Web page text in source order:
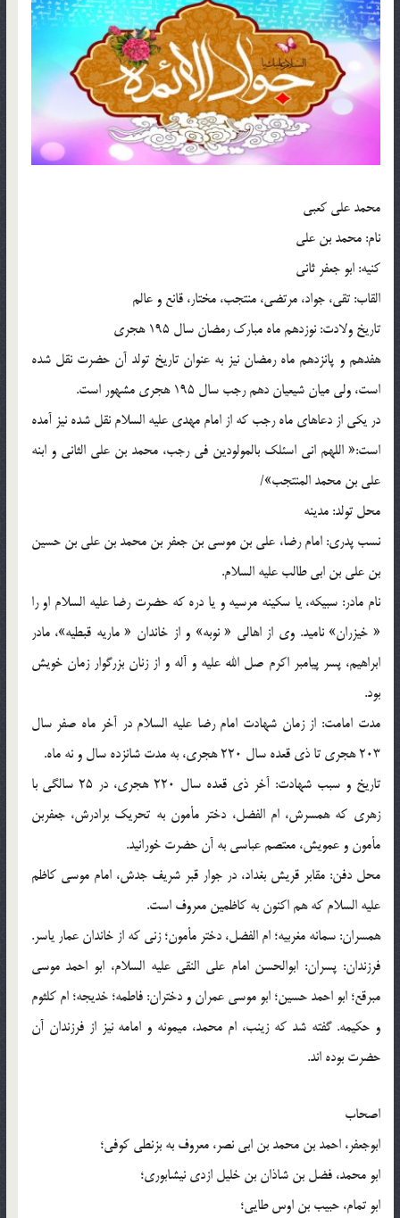
محمد علی کعبی
نام: محمد بن علی
کنیه: ابو جعفر ثانی
القاب: تقی، جواد، مرتضی، منتجب، مختار، قانع و عالم
تاریخ ولادت: نوزدهم ماه مبارک رمضان سال 195 هجری
هفدهم و پانزدهم ماه رمضان نیز به عنوان تاریخ تولد آن حضرت نقل شده
است، ولی میان شیعیان دهم رجب سال 195 هجری مشهور است.
در یکی از دعاهای ماه رجب که از امام مهدی علیه السلام نقل شده نیز آمده
است:« اللهم انی اسئلک بالمولودین فی رجب، محمد بن علی الثانی و ابنه
علی بن محمد المنتجب»/
محل تولد: مدینه
نسب پدری: امام رضا، علی بن موسی بن جعفر بن محمد بن علی بن حسین
بن علی بن ابی طالب علیه السلام.
نام مادر: سبیکه، یا سکینه مرسیه و یا دره که حضرت رضا علیه السلام او را
« خیزران» نامید. وی از اهالی « نوبه» و از خاندان « ماریه قبطیه»، مادر
ابراهیم، پسر پیامبر اکرم صل الله علیه و آله و از زنان بزرگوار زمان خویش
بود.
مدت امامت: از زمان شهادت امام رضا علیه السلام در آخر ماه صفر سال
203 هجری تا ذی قعده سال 220 هجری، به مدت شانزده سال و نه ماه.
تاریخ و سبب شهادت: آخر ذی قعده سال 220 هجری، در 25 سالگی با
زهری که همسرش، ام الفضل، دختر مأمون به تحریک برادرش، جعفربن
مأمون و عمویش، معتصم عباسی به آن حضرت خورانید.
محل دفن: مقابر قریش بغداد، در جوار قبر شریف جدش، امام موسی کاظم
علیه السلام که هم اکنون به کاظمین معروف است.
همسران: سمانه مغربیه؛ ام الفضل، دختر مأمون؛ زنی که از خاندان عمار یاسر.
فرزندان: پسران: ابوالحسن امام علی النقی علیه السلام، ابو احمد موسی
مبرقع؛ ابو احمد حسین؛ ابو موسی عمران و دختران: فاطمه؛ خدیجه؛ ام کلثوم
و حکیمه. گفته شد که زینب، ام محمد، میمونه و امامه نیز از فرزندان آن
حضرت بوده اند.
اصحاب
ابوجعفر، احمد بن محمد بن ابی نصر، معروف به بزنطی کوفی؛
ابو محمد، فضل بن شاذان بن خلیل ازدی نیشابوری؛
ابو تمام، حبیب بن اوس طایی؛